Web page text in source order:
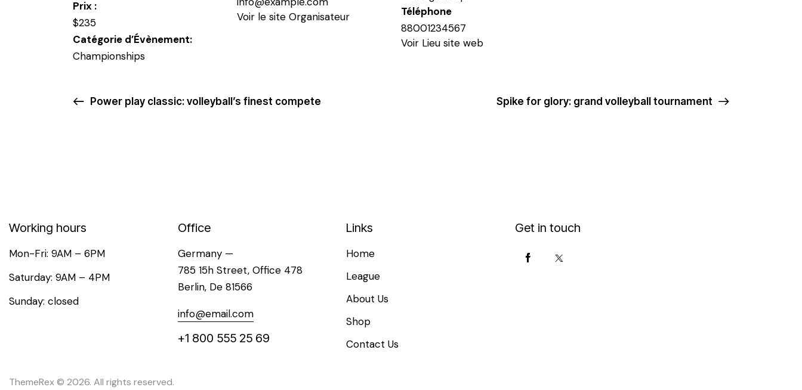
Prix :
$235
Catégorie d’Évènement:
Championships
Voir le site Organisateur
Téléphone
88001234567
Voir Lieu site web
Power play classic: volleyball’s finest compete Spike for glory: grand volleyball tournament
Working hours
Mon-Fri: 9AM – 6PM
Saturday: 9AM – 4PM
Sunday: closed
Office
Germany —
785 15h Street, Office 478
Berlin, De 81566
info@email.com
+1 800 555 25 69
Links
Home
League
About Us
Shop
Contact Us
Get in touch
ThemeRex© 2026. All rights reserved.